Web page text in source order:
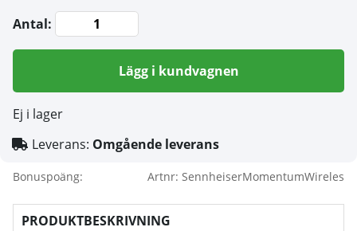
Antal:
Lägg i kundvagnen
Ej i lager
Leverans: Omgående leverans
Bonuspoäng: Artnr: SennheiserMomentumWireles
PRODUKTBESKRIVNING